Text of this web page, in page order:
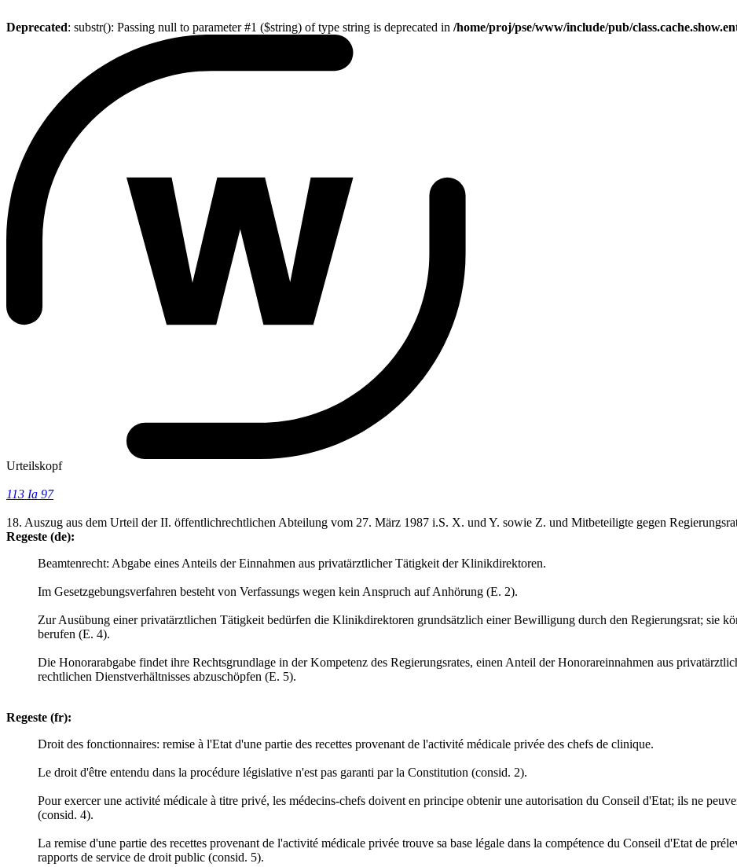
Deprecated: substr(): Passing null to parameter #1 ($string) of type string is deprecated in /home/proj/pse/www/include/pub/
Urteilskopf
113 Ia 97
18. Auszug aus dem Urteil der II. öffentlichrechtlichen Abteilung vom 27. März 1987 i.S. X. und Y. sowie Z. und Mitbeteiligte gegen
Regeste (de):
Beamtenrecht: Abgabe eines Anteils der Einnahmen aus privatärztlicher Tätigkeit der Klinikdirektoren.
Im Gesetzgebungsverfahren besteht von Verfassungs wegen kein Anspruch auf Anhörung (E. 2).
Zur Ausübung einer privatärztlichen Tätigkeit bedürfen die Klinikdirektoren grundsätzlich einer Bewilligung durch den Regierungsrat; sie
berufen (E. 4).
Die Honorarabgabe findet ihre Rechtsgrundlage in der Kompetenz des Regierungsrates, einen Anteil der Honorareinnahmen aus
rechtlichen Dienstverhältnisses abzuschöpfen (E. 5).
Regeste (fr):
Droit des fonctionnaires: remise à l'Etat d'une partie des recettes provenant de l'activité médicale privée des chefs de clinique.
Le droit d'être entendu dans la procédure législative n'est pas garanti par la Constitution (consid. 2).
Pour exercer une activité médicale à titre privé, les médecins-chefs doivent en principe obtenir une autorisation du Conseil d'Etat; ils ne
(consid. 4).
La remise d'une partie des recettes provenant de l'activité médicale privée trouve sa base légale dans la compétence du Conseil d'Etat de
rapports de service de droit public (consid. 5).